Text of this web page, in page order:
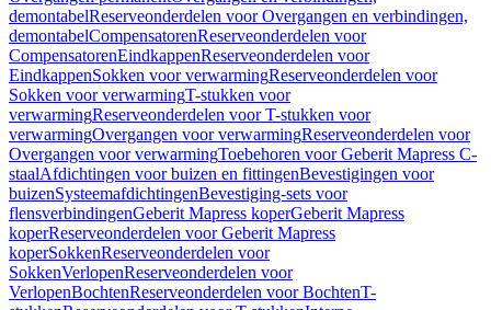
demontabelReserveonderdelen voor Overgangen en verbindingen,
demontabelCompensatorenReserveonderdelen voor
CompensatorenEindkappenReserveonderdelen voor
EindkappenSokken voor verwarmingReserveonderdelen voor
Sokken voor verwarmingT-stukken voor
verwarmingReserveonderdelen voor T-stukken voor
verwarmingOvergangen voor verwarmingReserveonderdelen voor
Overgangen voor verwarmingToebehoren voor Geberit Mapress C-
staalAfdichtingen voor buizen en fittingenBevestigingen voor
buizenSysteemafdichtingenBevestiging-sets voor
flensverbindingenGeberit Mapress koperGeberit Mapress
koperReserveonderdelen voor Geberit Mapress
koperSokkenReserveonderdelen voor
SokkenVerlopenReserveonderdelen voor
VerlopenBochtenReserveonderdelen voor BochtenT-